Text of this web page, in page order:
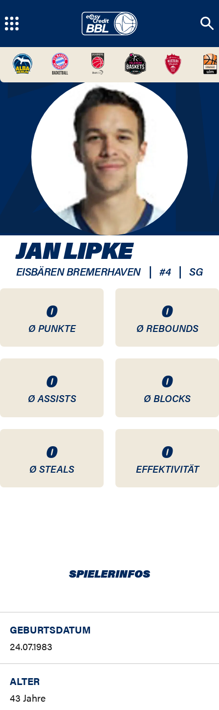
0
Ø PUNKTE
0
Ø REBOUNDS
0
Ø ASSISTS
0
Ø BLOCKS
0
Ø STEALS
0
EFFEKTIVITÄT
JAN LIPKE
EISBÄREN BREMERHAVEN | #4 | SG
SPIELERINFOS
GEBURTSDATUM
24.07.1983
ALTER
43 Jahre